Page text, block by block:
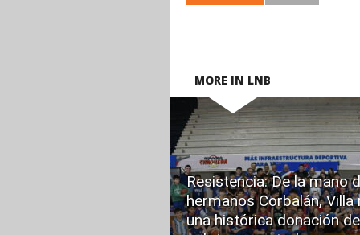
MORE IN LNB
Resistencia: De la mano
hermanos Corbalán, Villa
una histórica donación de
READ
MORE